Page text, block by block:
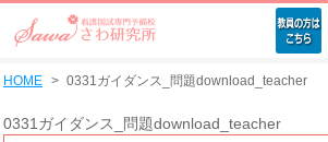
HOME 0331ガイダンス_問題download_teacher
0331ガイダンス_問題download_teacher